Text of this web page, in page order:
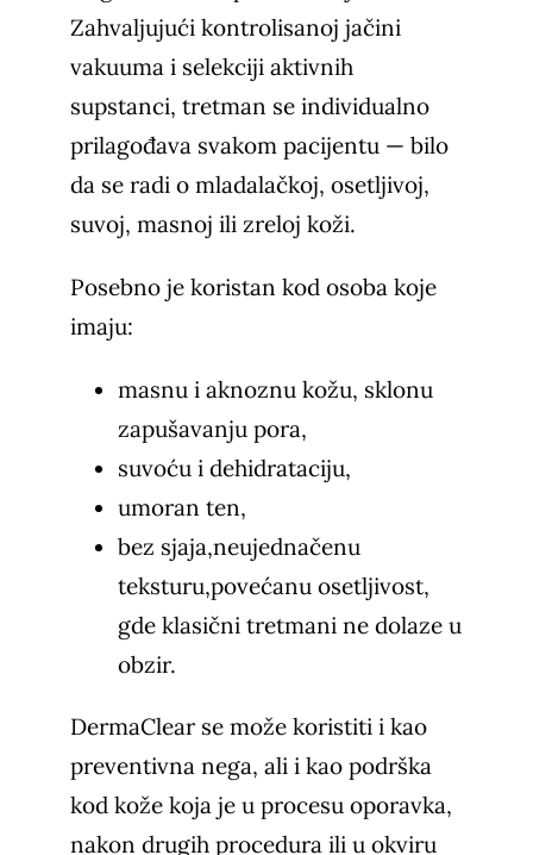
Zahvaljujući kontrolisanoj jačini
vakuuma i selekciji aktivnih
supstanci, tretman se individualno
prilagođava svakom pacijentu — bilo
da se radi o mladalačkoj, osetljivoj,
suvoj, masnoj ili zreloj koži.
Posebno je koristan kod osoba koje
imaju:
masnu i aknoznu kožu, sklonu
zapušavanju pora,
suvoću i dehidrataciju,
umoran ten,
bez sjaja,neujednačenu
teksturu,povećanu osetljivost,
gde klasični tretmani ne dolaze u
obzir.
DermaClear se može koristiti i kao
preventivna nega, ali i kao podrška
kod kože koja je u procesu oporavka,
nakon drugih procedura ili u okviru